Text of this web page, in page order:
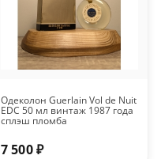
Одеколон Guerlain Vol de Nuit
EDC 50 мл винтаж 1987 года
сплэш пломба
7 500 ₽